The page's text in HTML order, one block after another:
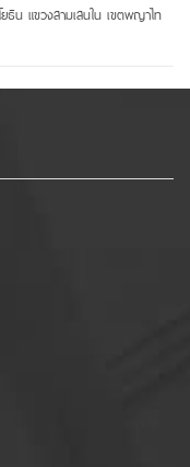
ธิน แขวงสามเสนใน เขตพญาไท